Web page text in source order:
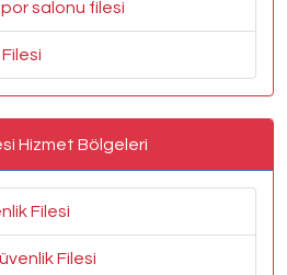
salonu filesi
Hizmet Bölgeleri
Filesi
Filesi